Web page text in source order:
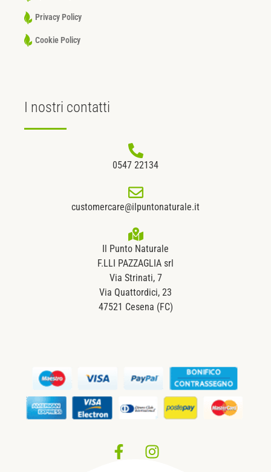
Privacy Policy
Cookie Policy
I nostri contatti
0547 22134
customercare@ilpuntonaturale.it
Il Punto Naturale
F.LLI PAZZAGLIA srl
Via Strinati, 7
Via Quattordici, 23
47521 Cesena (FC)